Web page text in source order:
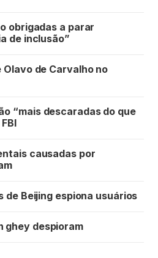
obrigadas a parar
de inclusão”
de Carvalho no
“mais descaradas do que
causadas por
de Beijing espiona usuários
ghey despioram